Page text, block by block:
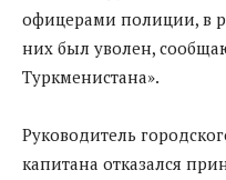
офицерами полиции, в
них был уволен,
Туркменистана».
Руководитель
капитана отказался